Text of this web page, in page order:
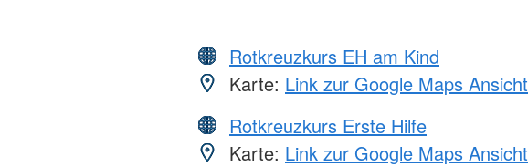
Rotkreuzkurs EH am Kind
Karte: Link zur Google Maps Ansicht
Rotkreuzkurs Erste Hilfe
Karte: Link zur Google Maps Ansicht